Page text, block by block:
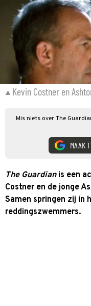
Kevin Costner en
Mis niets over The
MAAK
The Guardianis een
Costner en de jonge
Samen springen zij in
reddingszwemmers.